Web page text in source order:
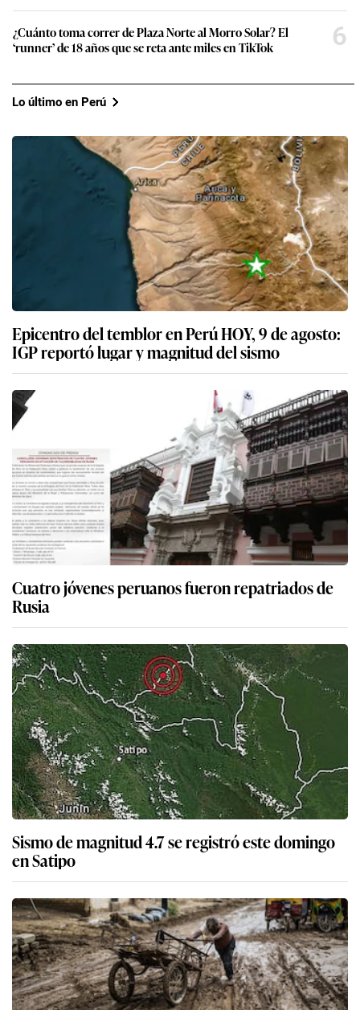
¿Cuánto toma correr de Plaza Norte al Morro Solar? El
‘runner’ de 18 años que se reta ante miles en TikTok
6
Lo último en Perú
Epicentro del temblor en Perú HOY, 9 de agosto:
IGP reportó lugar y magnitud del sismo
Cuatro jóvenes peruanos fueron repatriados de
Rusia
Sismo de magnitud 4.7 se registró este domingo
en Satipo